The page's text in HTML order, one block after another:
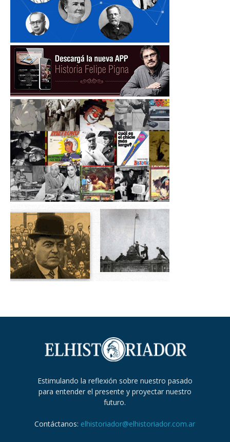
Estimulando la reflexión sobre nuestro pasado
para entender el presente y proyectar nuestro
futuro.
Contáctanos: elhistoriador@elhistoriador.com.ar